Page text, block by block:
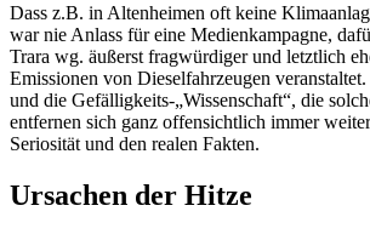
Dass z.B. in Altenheimen oft keine
war nie Anlass für eine Medienkampagne,
Trara wg. äußerst fragwürdiger und letztlich
Emissionen von Dieselfahrzeugen
und die Gefälligkeits-„Wissenschaft“, die
entfernen sich ganz offensichtlich immer
Seriosität und den realen Fakten.
Ursachen der Hitze